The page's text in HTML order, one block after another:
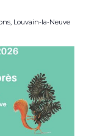
Louvain-la-Neuve